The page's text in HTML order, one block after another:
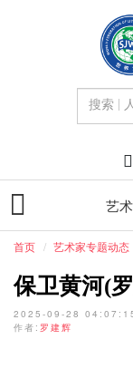
艺
首页 艺术家专题动态
保卫黄河(
2025-09-28
作者: 罗建辉